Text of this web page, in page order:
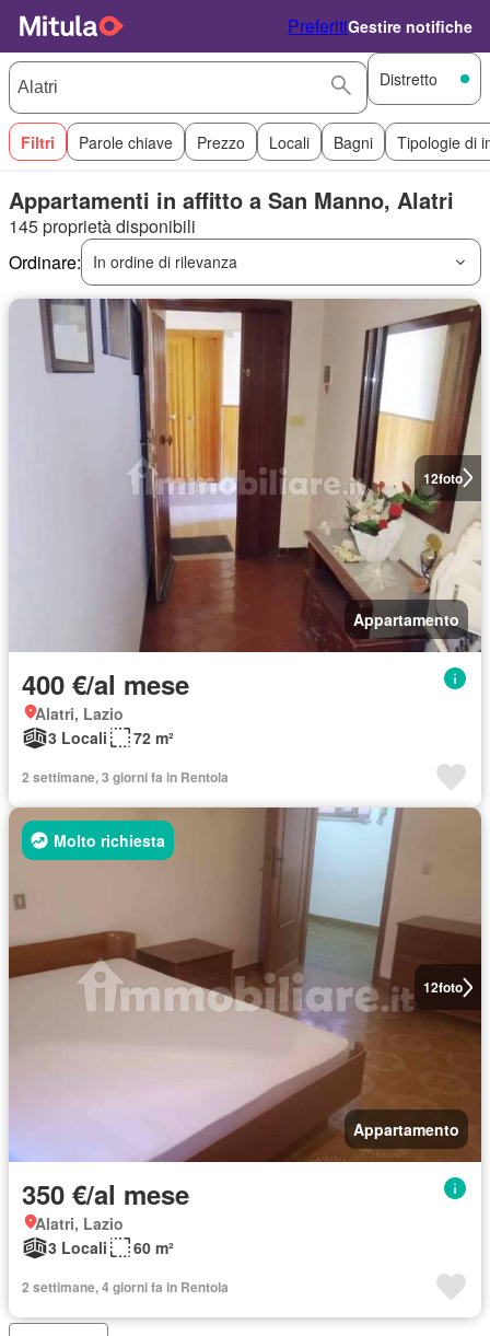
PreferitiGestire notifiche
Distretto
Filtri Parole chiave Prezzo Locali Bagni Tipologie di
Appartamenti in affitto a San Manno, Alatri
145 proprietà disponibili
Ordinare:
In ordine di rilevanza
12foto
Appartamento
400 €/al mese
Alatri, Lazio
3 Locali
72 m²
2 settimane, 3 giorni fa in Rentola
12foto
Molto richiesta
Appartamento
350 €/al mese
Alatri, Lazio
3 Locali
60 m²
2 settimane, 4 giorni fa in Rentola